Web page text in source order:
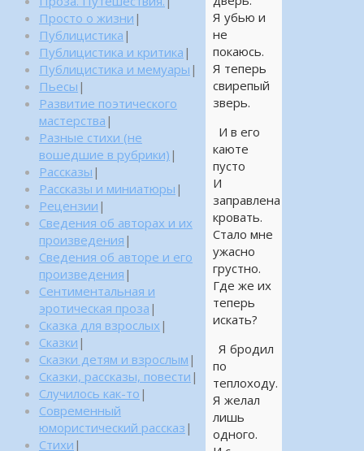
Я убью и
не
покаюсь.
Я теперь
свирепый
зверь.
И в его
каюте
пусто
И
заправлена
кровать.
Стало мне
ужасно
грустно.
Где же их
теперь
искать?
Я бродил
по
теплоходу.
Я желал
лишь
одного.
Просто о жизни |
Публицистика |
Публицистика и критика |
Публицистика и мемуары |
Пьесы |
Развитие поэтического
мастерства |
Разные стихи (не
вошедшие в рубрики) |
Рассказы |
Рассказы и миниатюры |
Рецензии |
Сведения об авторах и их
произведения |
Сведения об авторе и его
произведения |
Сентиментальная и
эротическая проза |
Сказка для взрослых |
Сказки |
Сказки детям и взрослым |
Сказки, рассказы, повести |
Случилось как-то |
Современный
юмористический рассказ |
Стихи |